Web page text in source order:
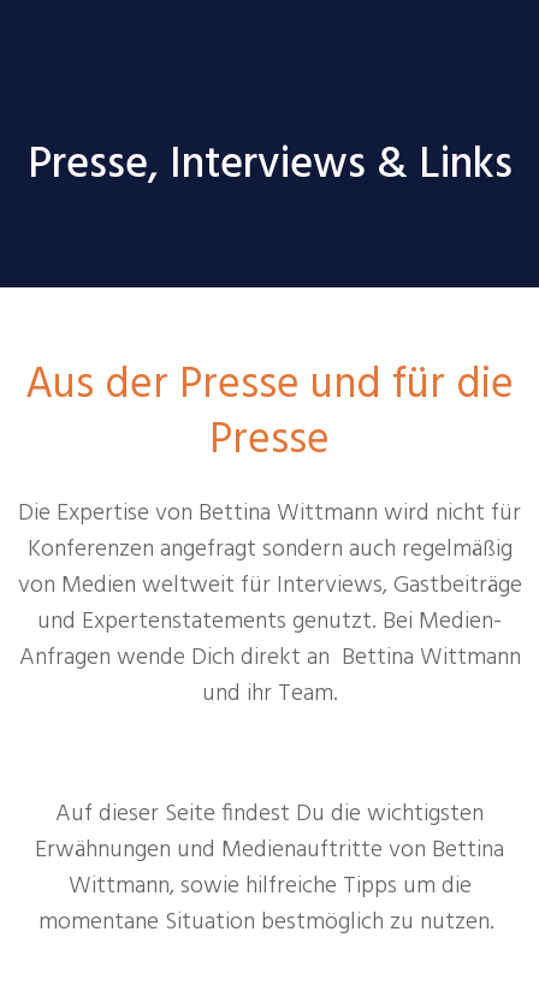
Presse, Interviews & Links
Aus der Presse und für die
Presse
Die Expertise von Bettina Wittmann wird nicht für
Konferenzen angefragt sondern auch regelmäßig
von Medien weltweit für Interviews, Gastbeiträge
und Expertenstatements genutzt. Bei Medien-
Anfragen wende Dich direkt an Bettina Wittmann
und ihr Team.
Auf dieser Seite findest Du die wichtigsten
Erwähnungen und Medienauftritte von Bettina
Wittmann, sowie hilfreiche Tipps um die
momentane Situation bestmöglich zu nutzen.